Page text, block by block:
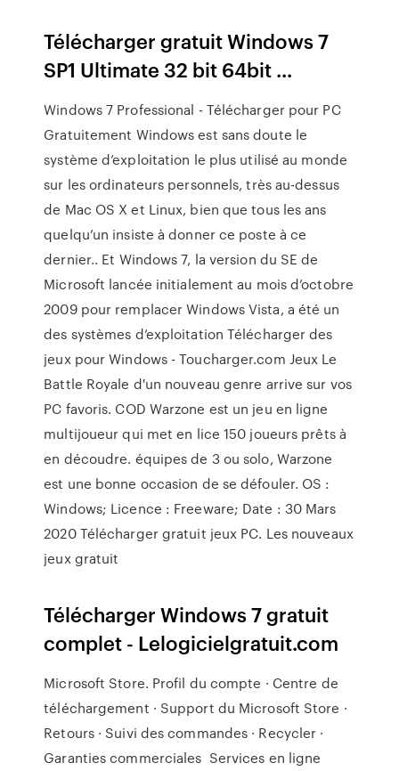
Télécharger gratuit Windows 7
SP1 Ultimate 32 bit 64bit ...
Windows 7 Professional - Télécharger pour PC
Gratuitement Windows est sans doute le
système d’exploitation le plus utilisé au monde
sur les ordinateurs personnels, très au-dessus
de Mac OS X et Linux, bien que tous les ans
quelqu’un insiste à donner ce poste à ce
dernier.. Et Windows 7, la version du SE de
Microsoft lancée initialement au mois d’octobre
2009 pour remplacer Windows Vista, a été un
des systèmes d’exploitation Télécharger des
jeux pour Windows - Toucharger.com Jeux Le
Battle Royale d'un nouveau genre arrive sur vos
PC favoris. COD Warzone est un jeu en ligne
multijoueur qui met en lice 150 joueurs prêts à
en découdre. équipes de 3 ou solo, Warzone
est une bonne occasion de se défouler. OS :
Windows; Licence : Freeware; Date : 30 Mars
2020 Télécharger gratuit jeux PC. Les nouveaux
jeux gratuit
Télécharger Windows 7 gratuit
complet - Lelogicielgratuit.com
Microsoft Store. Profil du compte · Centre de
téléchargement · Support du Microsoft Store ·
Retours · Suivi des commandes · Recycler ·
Garanties commerciales Services en ligne